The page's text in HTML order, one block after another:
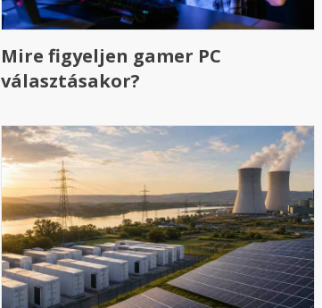
Mire figyeljen gamer PC
választásakor?